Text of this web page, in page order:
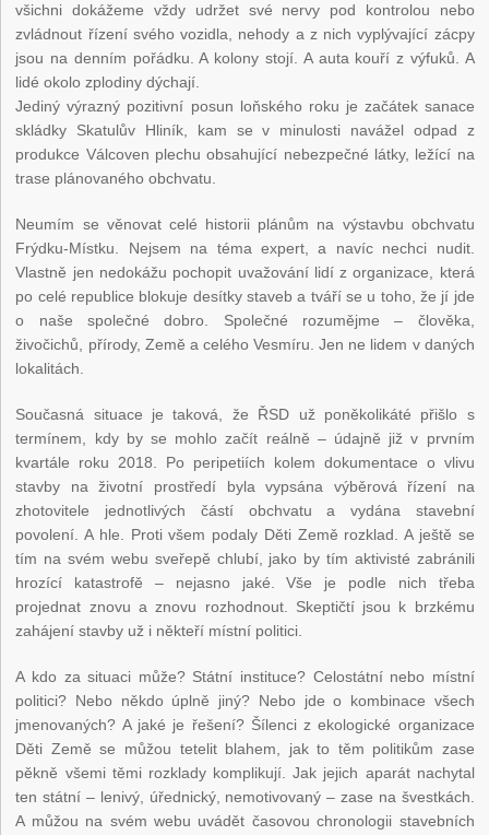
všichni dokážeme vždy udržet své nervy pod kontrolou nebo
zvládnout řízení svého vozidla, nehody a z nich vyplývající zácpy
jsou na denním pořádku. A kolony stojí. A auta kouří z výfuků. A
lidé okolo zplodiny dýchají.
Jediný výrazný pozitivní posun loňského roku je začátek sanace
skládky Skatulův Hliník, kam se v minulosti navážel odpad z
produkce Válcoven plechu obsahující nebezpečné látky, ležící na
trase plánovaného obchvatu.
Neumím se věnovat celé historii plánům na výstavbu obchvatu
Frýdku-Místku. Nejsem na téma expert, a navíc nechci nudit.
Vlastně jen nedokážu pochopit uvažování lidí z organizace, která
po celé republice blokuje desítky staveb a tváří se u toho, že jí jde
o naše společné dobro. Společné rozumějme – člověka,
živočichů, přírody, Země a celého Vesmíru. Jen ne lidem v daných
lokalitách.
Současná situace je taková, že ŘSD už poněkolikáté přišlo s
termínem, kdy by se mohlo začít reálně – údajně již v prvním
kvartále roku 2018. Po peripetiích kolem dokumentace o vlivu
stavby na životní prostředí byla vypsána výběrová řízení na
zhotovitele jednotlivých částí obchvatu a vydána stavební
povolení. A hle. Proti všem podaly Děti Země rozklad. A ještě se
tím na svém webu sveřepě chlubí, jako by tím aktivisté zabránili
hrozící katastrofě – nejasno jaké. Vše je podle nich třeba
projednat znovu a znovu rozhodnout. Skeptičtí jsou k brzkému
zahájení stavby už i někteří místní politici.
A kdo za situaci může? Státní instituce? Celostátní nebo místní
politici? Nebo někdo úplně jiný? Nebo jde o kombinace všech
jmenovaných? A jaké je řešení? Šílenci z ekologické organizace
Děti Země se můžou tetelit blahem, jak to těm politikům zase
pěkně všemi těmi rozklady komplikují. Jak jejich aparát nachytal
ten státní – lenivý, úřednický, nemotivovaný – zase na švestkách.
A můžou na svém webu uvádět časovou chronologii stavebních